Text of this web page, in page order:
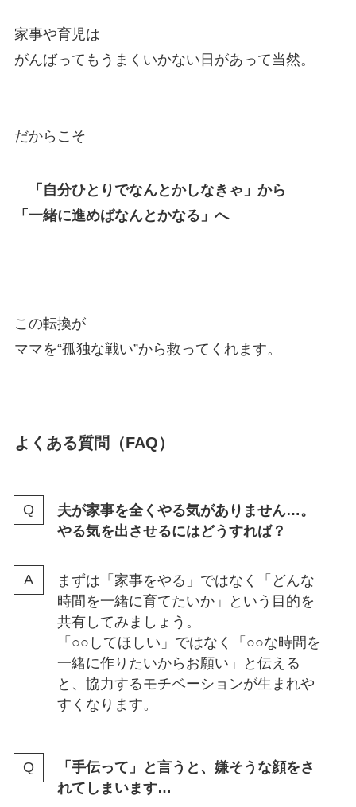
家事や育児は
がんばってもうまくいかない日があって当然。
だからこそ
「自分ひとりでなんとかしなきゃ」から
「一緒に進めばなんとかなる」へ
この転換が
ママを“孤独な戦い”から救ってくれます。
よくある質問（FAQ）
夫が家事を全くやる気がありません…。
やる気を出させるにはどうすれば？
まずは「家事をやる」ではなく「どんな
時間を一緒に育てたいか」という目的を
共有してみましょう。
「○○してほしい」ではなく「○○な時間を
一緒に作りたいからお願い」と伝える
と、協力するモチベーションが生まれや
すくなります。
「手伝って」と言うと、嫌そうな顔をさ
れてしまいます…